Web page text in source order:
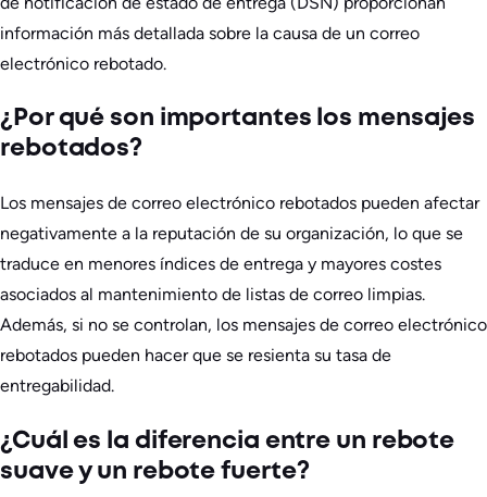
información más detallada sobre la causa de un correo
electrónico rebotado.
¿Por qué son importantes los mensajes
rebotados?
Los mensajes de correo electrónico rebotados pueden afectar
negativamente a la reputación de su organización, lo que se
traduce en menores índices de entrega y mayores costes
asociados al mantenimiento de listas de correo limpias.
Además, si no se controlan, los mensajes de correo electrónico
rebotados pueden hacer que se resienta su tasa de
entregabilidad.
¿Cuál es la diferencia entre un rebote
suave y un rebote fuerte?